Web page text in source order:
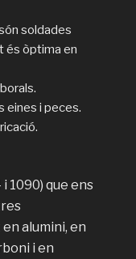
soldades
és òptima en
i peces.
1090) que ens
alumini, en
i en